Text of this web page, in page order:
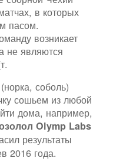
в которых
пасом.
возникает
не являются
соболь)
сошьем из любой
дома, например,
Olymp Labs
результаты
2016 года.